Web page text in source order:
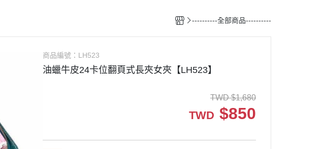
皮
┕ 翻頁卡位
┕ 風琴卡位
┕對釦
┕ 工作圍裙
┕ 面紙盒杯墊
┕ 線材捲線器
┕ 眼鏡收納包
┕ 手機殼系列
----------全部商品----------
商品編號： LH523
油蠟牛皮24卡位翻頁式長夾女夾【LH523】
TWD $1,680
TWD $850